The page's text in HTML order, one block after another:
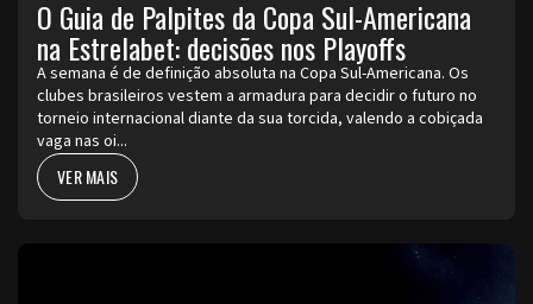
O Guia de Palpites da Copa Sul-Americana
na Estrelabet: decisões nos Playoffs
A semana é de definição absoluta na Copa Sul-Americana. Os
clubes brasileiros vestem a armadura para decidir o futuro no
torneio internacional diante da sua torcida, valendo a cobiçada
vaga nas oi...
VER MAIS